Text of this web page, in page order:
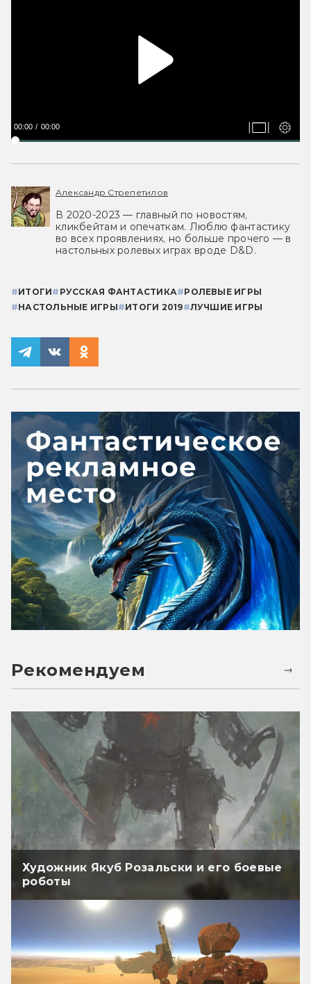
00:00 00:00
Александр Стрепетилов
В 2020-2023 — главный по новостям,
кликбейтам и опечаткам. Люблю фантастику
во всех проявлениях, но больше прочего — в
настольных ролевых играх вроде D&D.
#ИТОГИ# РУССКАЯ ФАНТАСТИКА#РОЛЕВЫЕ ИГРЫ
#НАСТОЛЬНЫЕ ИГРЫ#ИТОГИ 2019#ЛУЧШИЕ ИГРЫ
Рекомендуем
Художник Якуб Розальски и его боевые
роботы